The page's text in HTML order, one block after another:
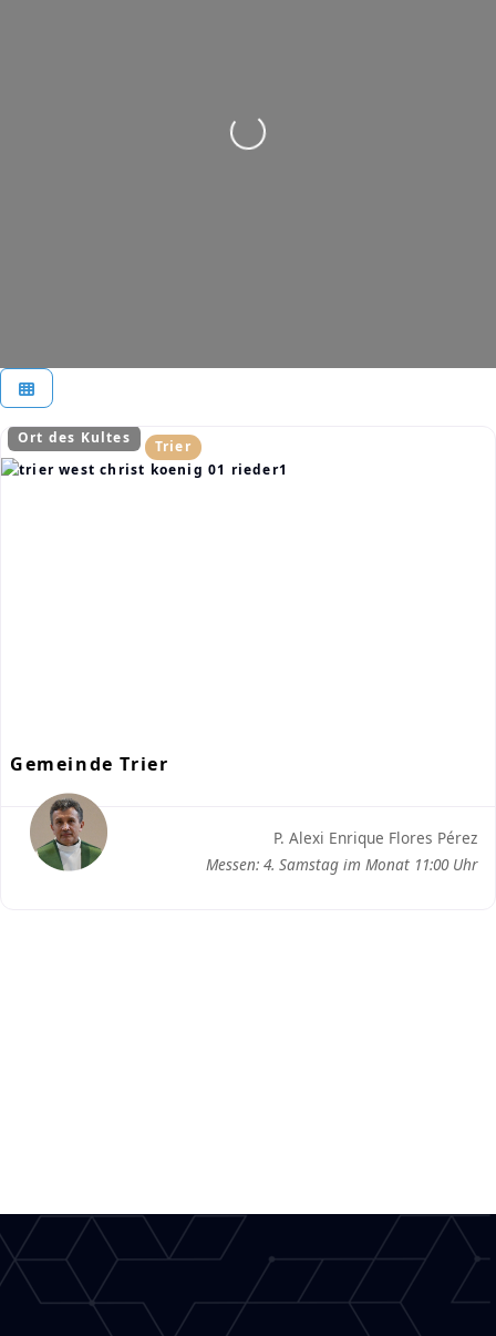
Wird geladen …
Ort des Kultes Trier
Gemeinde Trier
P. Alexi Enrique Flores Pérez
Messen: 4. Samstag im Monat 11:00 Uhr